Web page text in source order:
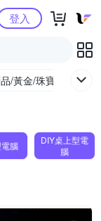
心
登入
/黃金/珠寶/手錶
腦
DIY桌上型電
腦